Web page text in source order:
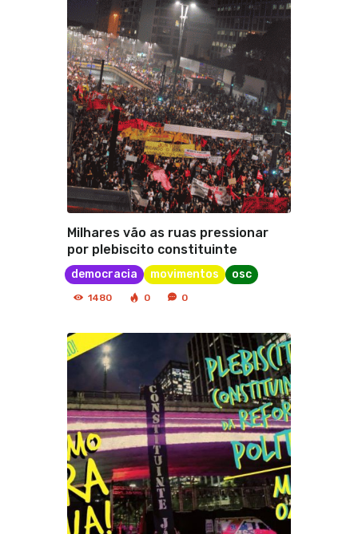
Milhares vão as ruas pressionar
por plebiscito constituinte
democracia movimentos osc
1480 0 0